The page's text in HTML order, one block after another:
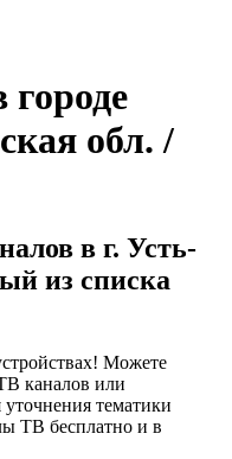
городе
обл. /
в г. Усть-
из списка
Можете
каналов или
тематики
ТВ бесплатно и в